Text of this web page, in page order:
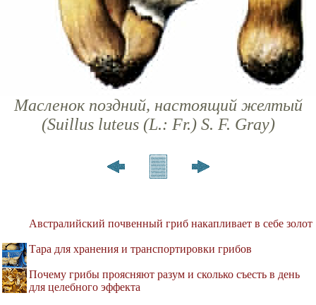
Масленок поздний, настоящий желтый
(Suillus luteus (L.: Fr.) S. F. Gray)
Австралийский почвенный гриб накапливает в себе золот
Тара для хранения и транспортировки грибов
Почему грибы проясняют разум и сколько съесть в день
для целебного эффекта